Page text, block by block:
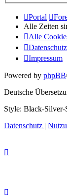
Portal
Alle Zeiten
Alle
Impressum
Powered by phpBB
Deutsche
Style: Black-
Datenschutz |